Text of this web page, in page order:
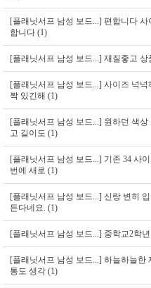
[플래닛서프 남성 보드...]편합니다 사
합니다 (1)
[플래닛서프 남성 보드...]재질좋고 상
[플래닛서프 남성 보드...]사이즈 넉넉
짝 있긴해 (1)
[플래닛서프 남성 보드...] 원하던 색상
고 길이도 (1)
[플래닛서프 남성 보드...] 기존 34 사
번에 새로 (1)
[플래닛서프 남성 보드...] 신랑 변히
든다네요. (1)
[플래닛서프 남성 보드...] 중학교2학
[플래닛서프 남성 보드...]하늘하늘한
통도 생각 (1)